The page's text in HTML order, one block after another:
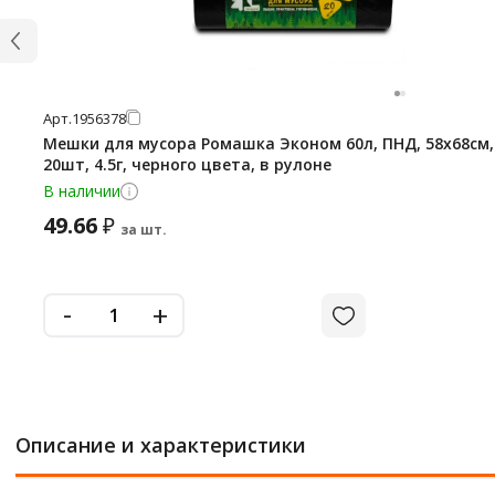
Арт.1956378
Мешки для мусора Ромашка Эконом 60л, ПНД,
20шт, 4.5г, черного цвета, в рулоне
В наличии
49.66₽ за шт.
- +
Описание и характеристики